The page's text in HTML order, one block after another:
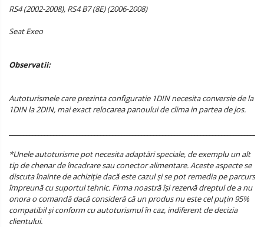
RS4 (2002-2008), RS4 B7 (8E) (2006-2008)
Seat Exeo
Observatii:
Autoturismele care prezinta configuratie 1DIN necesita conversie de la
1DIN la 2DIN, mai exact relocarea panoului de clima in partea de jos.
*Unele autoturisme pot necesita adaptări speciale, de exemplu un alt
tip de chenar de încadrare sau conector alimentare. Aceste aspecte se
discuta înainte de achiziție dacă este cazul și se pot remedia pe parcurs
împreună cu suportul tehnic. Firma noastră își rezervă dreptul de a nu
onora o comandă dacă consideră că un produs nu este cel puțin 95%
compatibil și conform cu autoturismul în caz, indiferent de decizia
clientului.